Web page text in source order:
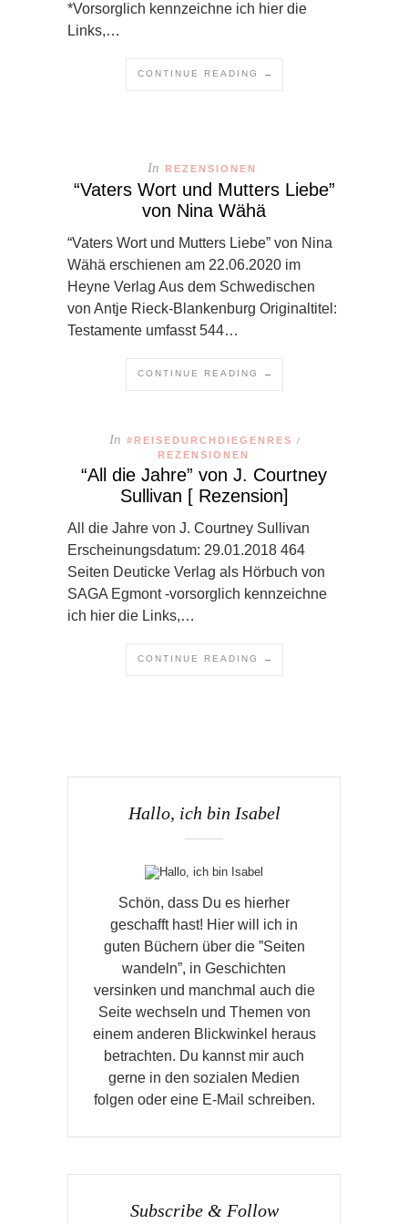
*Vorsorglich kennzeichne ich hier die
Links,…
CONTINUE READING →
In REZENSIONEN
“Vaters Wort und Mutters Liebe”
von Nina Wähä
“Vaters Wort und Mutters Liebe” von Nina
Wähä erschienen am 22.06.2020 im
Heyne Verlag Aus dem Schwedischen
von Antje Rieck-Blankenburg Originaltitel:
Testamente umfasst 544…
CONTINUE READING →
In #REISEDURCHDIEGENRES /
REZENSIONEN
“All die Jahre” von J. Courtney
Sullivan [ Rezension]
All die Jahre von J. Courtney Sullivan
Erscheinungsdatum: 29.01.2018 464
Seiten Deuticke Verlag als Hörbuch von
SAGA Egmont -vorsorglich kennzeichne
ich hier die Links,…
CONTINUE READING →
Hallo, ich bin Isabel
Schön, dass Du es hierher
geschafft hast! Hier will ich in
guten Büchern über die ”Seiten
wandeln”, in Geschichten
versinken und manchmal auch die
Seite wechseln und Themen von
einem anderen Blickwinkel heraus
betrachten. Du kannst mir auch
gerne in den sozialen Medien
folgen oder eine E-Mail schreiben.
Subscribe & Follow